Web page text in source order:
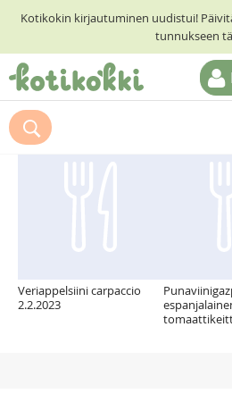
Kotikokin kirjautuminen uudistui!
tunnukseen
ETUSIVU
RESEPTIHAKU
Suosittelemme myös
Veriappelsiini carpaccio
2.2.2023